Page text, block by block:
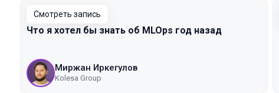
Смотреть запись
Что я хотел бы знать об MLOps год назад
Миржан Иркегулов
Kolesa Group